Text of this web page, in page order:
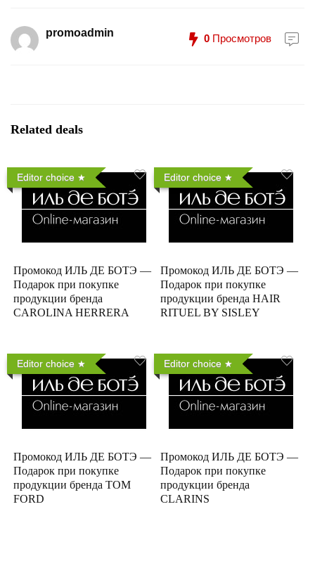
promoadmin 0 Просмотров
Related deals
Editor choice
Промокод ИЛЬ ДЕ БОТЭ —
Подарок при покупке
продукции бренда
CAROLINA HERRERA
Editor choice
Промокод ИЛЬ ДЕ БОТЭ —
Подарок при покупке
продукции бренда HAIR
RITUEL BY SISLEY
Editor choice
Промокод ИЛЬ ДЕ БОТЭ —
Подарок при покупке
продукции бренда TOM
FORD
Editor choice
Промокод ИЛЬ ДЕ БОТЭ —
Подарок при покупке
продукции бренда
CLARINS